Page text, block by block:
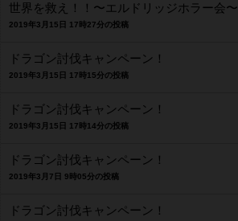
世界を救え！！〜エルドリッジホラー会〜
2019年3月15日 17時27分の投稿
ドラゴン討伐キャンペーン！
2019年3月15日 17時15分の投稿
ドラゴン討伐キャンペーン！
2019年3月15日 17時14分の投稿
ドラゴン討伐キャンペーン！
2019年3月7日 9時05分の投稿
ドラゴン討伐キャンペーン！